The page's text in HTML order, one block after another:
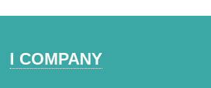
I COMPANY